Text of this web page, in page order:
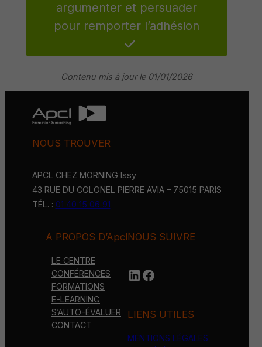
argumenter et persuader
pour remporter l’adhésion
Contenu mis à jour le 01/01/2026
NOUS TROUVER
APCL CHEZ MORNING Issy
43 RUE DU COLONEL PIERRE AVIA – 75015 PARIS
TÉL. : 01 40 15 06 91
A PROPOS D’Apcl
LE CENTRE
CONFÉRENCES
FORMATIONS
E-LEARNING
S’AUTO-ÉVALUER
CONTACT
NOUS SUIVRE
LinkedIn
https://
LIENS UTILES
MENTIONS LÉGALES